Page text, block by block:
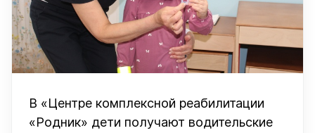
В «Центре комплексной реабилитации
«Родник» дети получают водительские